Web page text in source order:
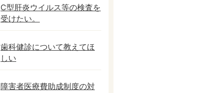
C型肝炎ウイルス等の検査を
受けたい。
歯科健診について教えてほ
しい
障害者医療費助成制度の対